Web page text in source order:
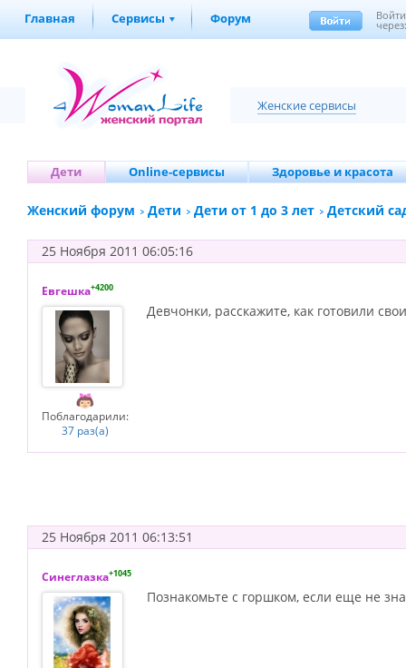
Главная Сервисы Форум Войти
Женские сервисы
Дети Online-сервисы Здоровье и красота
Женский форум Дети Дети от 1 до 3 лет Детский
25 Ноября 2011 06:05:16
Евгешка+4200
Поблагодарили:
37 раз(а)
Девчонки, расскажите, как готовили
25 Ноября 2011 06:13:51
Синеглазка+1045
Познакомьте с горшком, если еще не